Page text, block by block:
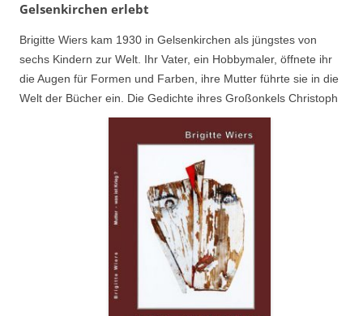
Gelsenkirchen erlebt
Brigitte Wiers kam 1930 in Gelsenkirchen als jüngstes von
sechs Kindern zur Welt. Ihr Vater, ein Hobbymaler, öffnete ihr
die Augen für Formen und Farben, ihre Mutter führte sie in die
Welt der Bücher ein. Die Gedichte ihres Großonkels Christoph